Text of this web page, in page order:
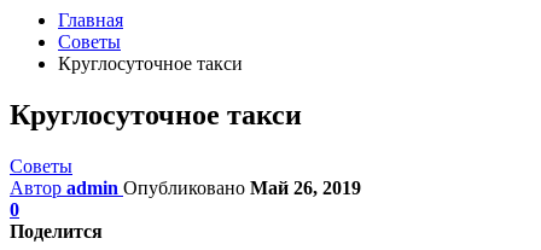
Главная
Советы
Круглосуточное такси
Круглосуточное такси
Советы
Автор admin Опубликовано Май 26, 2019
0
Поделится